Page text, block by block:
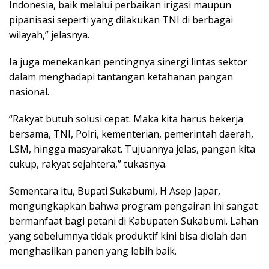
Indonesia, baik melalui perbaikan irigasi maupun
pipanisasi seperti yang dilakukan TNI di berbagai
wilayah,” jelasnya.
Ia juga menekankan pentingnya sinergi lintas sektor
dalam menghadapi tantangan ketahanan pangan
nasional.
“Rakyat butuh solusi cepat. Maka kita harus bekerja
bersama, TNI, Polri, kementerian, pemerintah daerah,
LSM, hingga masyarakat. Tujuannya jelas, pangan kita
cukup, rakyat sejahtera,” tukasnya.
Sementara itu, Bupati Sukabumi, H Asep Japar,
mengungkapkan bahwa program pengairan ini sangat
bermanfaat bagi petani di Kabupaten Sukabumi. Lahan
yang sebelumnya tidak produktif kini bisa diolah dan
menghasilkan panen yang lebih baik.